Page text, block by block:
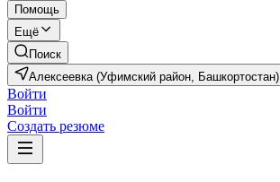
Помощь
Ещё
Поиск
Алексеевка (Уфимский район, Башкортостан)
Войти
Войти
Создать резюме